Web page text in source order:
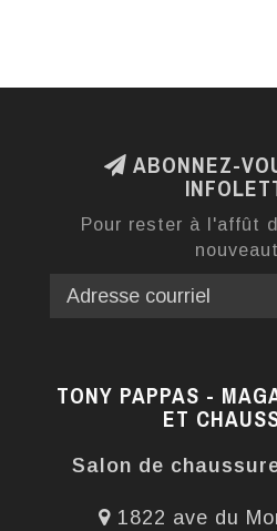
ABONNEZ-
Pour rester à l'affût
TONY PAPPAS -
ET
Salon de
1822 ave du